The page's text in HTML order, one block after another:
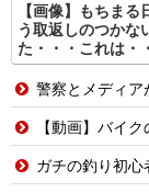
【画像】もちまる
う取返しのつかな
た・・・これは・
警察とメディア
【動画】バイク
ガチの釣り初心